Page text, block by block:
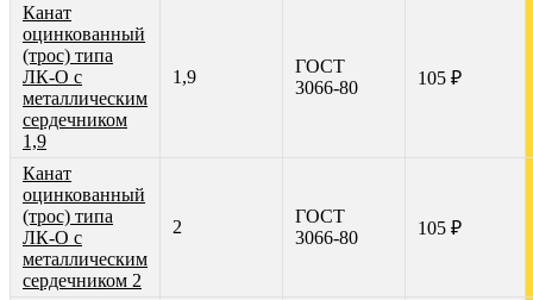
Канат
оцинкованный
(трос) типа
ЛК-О с
металлическим
сердечником
1,9
1,9
ГОСТ
3066-80
105 ₽
Канат
оцинкованный
(трос) типа
ЛК-О с
металлическим
сердечником 2
2
ГОСТ
3066-80
105 ₽